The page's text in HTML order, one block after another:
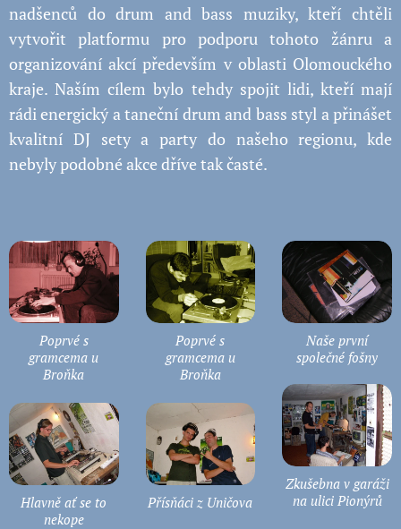
nadšenců do drum and bass muziky, kteří chtěli
vytvořit platformu pro podporu tohoto žánru a
organizování akcí především v oblasti Olomouckého
kraje. Naším cílem bylo tehdy spojit lidi, kteří mají
rádi energický a taneční drum and bass styl a přinášet
kvalitní DJ sety a party do našeho regionu, kde
nebyly podobné akce dříve tak časté.
Poprvé s
gramcema u
Broňka
Poprvé s
gramcema u
Broňka
Naše první
společné fošny
Zkušebna v garáži
na ulici Pionýrů
Hlavně ať se to
nekope
Přísňáci z Uničova